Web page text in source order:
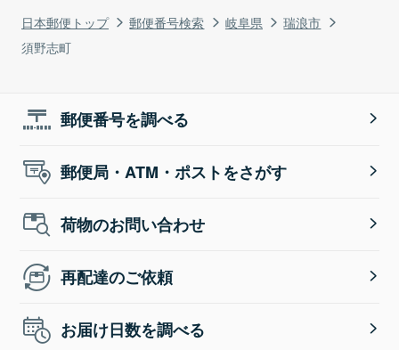
日本郵便トップ 郵便番号検索 岐阜県
瑞浪市
須野志町
郵便番号を調べる
郵便局・ATM・ポストをさがす
荷物のお問い合わせ
再配達のご依頼
お届け日数を調べる